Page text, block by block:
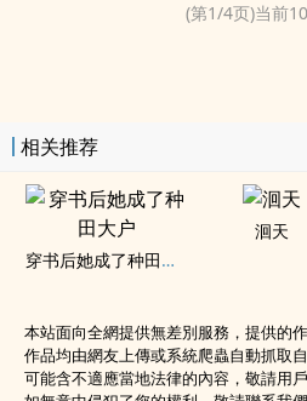
(第1/4页)当前
相关推荐
穿书后她成了种田大户
洄天
本站面向全網提供無差別服務，提供的作
作品均由網友上傳或系統爬蟲自動抓取自
可能含不適應當地法律的內容，敬請用戶